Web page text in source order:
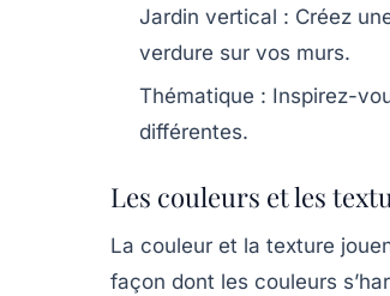
Jardin vertical : Créez
verdure sur vos murs.
Thématique : Inspirez-
différentes.
Les couleurs et les
La couleur et la texture
façon dont les couleurs